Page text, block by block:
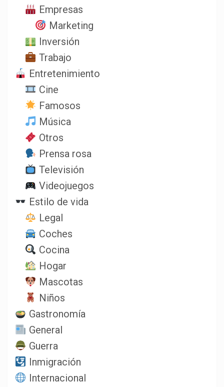
Empresas
Marketing
Inversión
Trabajo
Entretenimiento
Cine
Famosos
Música
Otros
Prensa rosa
Televisión
Videojuegos
Estilo de vida
Legal
Coches
Cocina
Hogar
Mascotas
Niños
Gastronomía
General
Guerra
Inmigración
Internacional